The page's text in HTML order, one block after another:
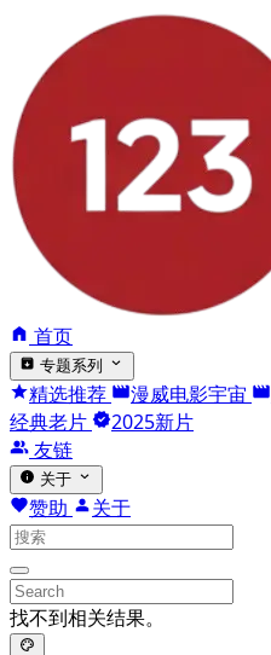
首页
专题系列
精选推荐 漫威电影宇宙
经典老片
2025新片
友链
关于
赞助 关于
找不到相关结果。